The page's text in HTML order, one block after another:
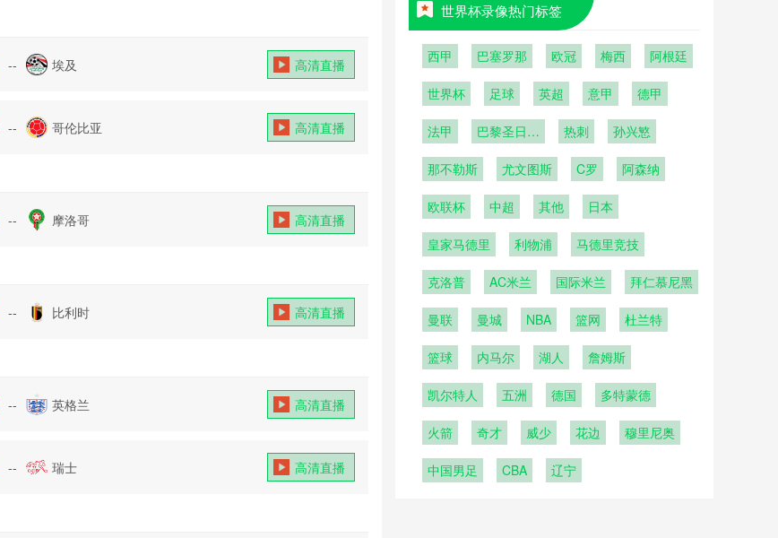
-- 埃及 高清直播
-- 哥伦比亚 高清直播
-- 摩洛哥 高清直播
-- 比利时 高清直播
-- 英格兰 高清直播
-- 瑞士 高清直播
世界杯录像热门标签
西甲 巴塞罗那 欧冠 梅西 阿根廷
世界杯 足球 英超 意甲 德甲
法甲
巴黎圣日耳
热刺 孙兴慜
那不勒斯 尤文图斯 C罗 阿森纳
欧联杯 中超 其他 日本
皇家马德里 利物浦 马德里竞技
克洛普 AC米兰 国际米兰 拜仁慕尼黑
曼联 曼城 NBA 篮网 杜兰特
篮球 内马尔 湖人 詹姆斯
凯尔特人 五洲 德国 多特蒙德
火箭 奇才 威少 花边 穆里尼奥
中国男足 CBA 辽宁